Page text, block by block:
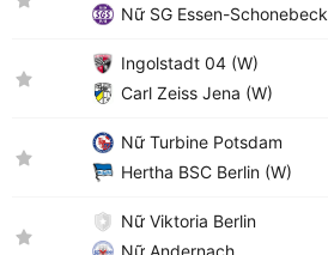
Nữ SG Essen-Schonebeck
Ingolstadt 04 (W)
Carl Zeiss Jena (W)
Nữ Turbine Potsdam
Hertha BSC Berlin (W)
Nữ Viktoria Berlin
Nữ Andernach